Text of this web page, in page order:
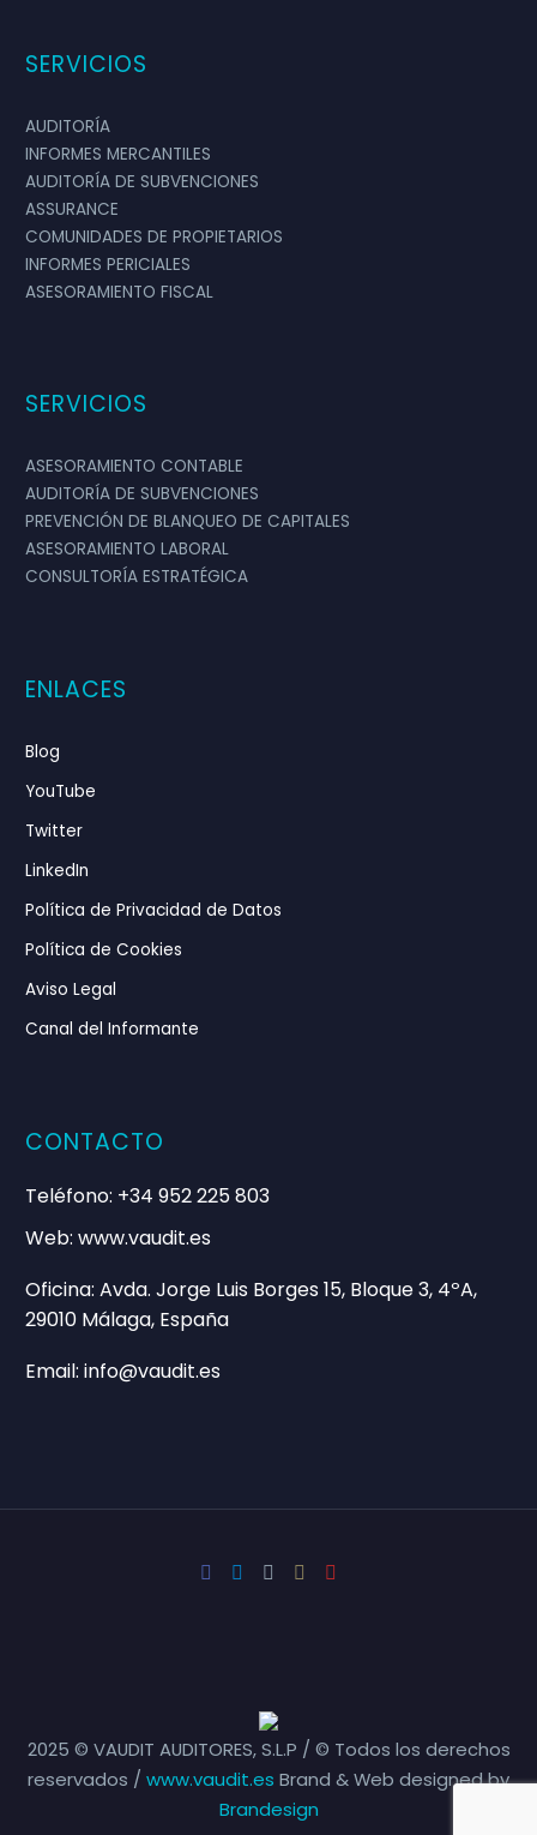
Realmente valoro la rápida
implementación del equipo de Vaudit. Se
informaron muy bien sobre la cultura y
activos de nuestra empresa y procesos
para ofrecernos un servicio personalizado.
Los informes que generó Vaudit son muy
etapa del proceso de trabajo.
SERVICIOS
AUDITORÍA
INFORMES MERCANTILES
AUDITORÍA DE SUBVENCIONES
ASSURANCE
COMUNIDADES DE PROPIETARIOS
INFORMES PERICIALES
ASESORAMIENTO FISCAL
SERVICIOS
ASESORAMIENTO CONTABLE
AUDITORÍA DE SUBVENCIONES
PREVENCIÓN DE BLANQUEO DE CAPITALES
ASESORAMIENTO LABORAL
CONSULTORÍA ESTRATÉGICA
ENLACES
Blog
YouTube
Twitter
LinkedIn
Política de Privacidad de Datos
Política de Cookies
Aviso Legal
Canal del Informante
CONTACTO
Teléfono: +34 952 225 803
Web: www.vaudit.es
Oficina: Avda. Jorge Luis Borges 15, Bloque 3, 4ºA,
29010 Málaga, España
Email: info@vaudit.es
2025 © VAUDIT AUDITORES, S.L.P / © Todos los derechos
reservados / www.vaudit.es Brand & Web designed by
Brandesign